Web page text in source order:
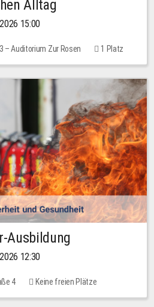
Alltag
15:00
– Auditorium Zur Rosen
1 Platz
Ausbildung
12:30
4 Keine freien Plätze